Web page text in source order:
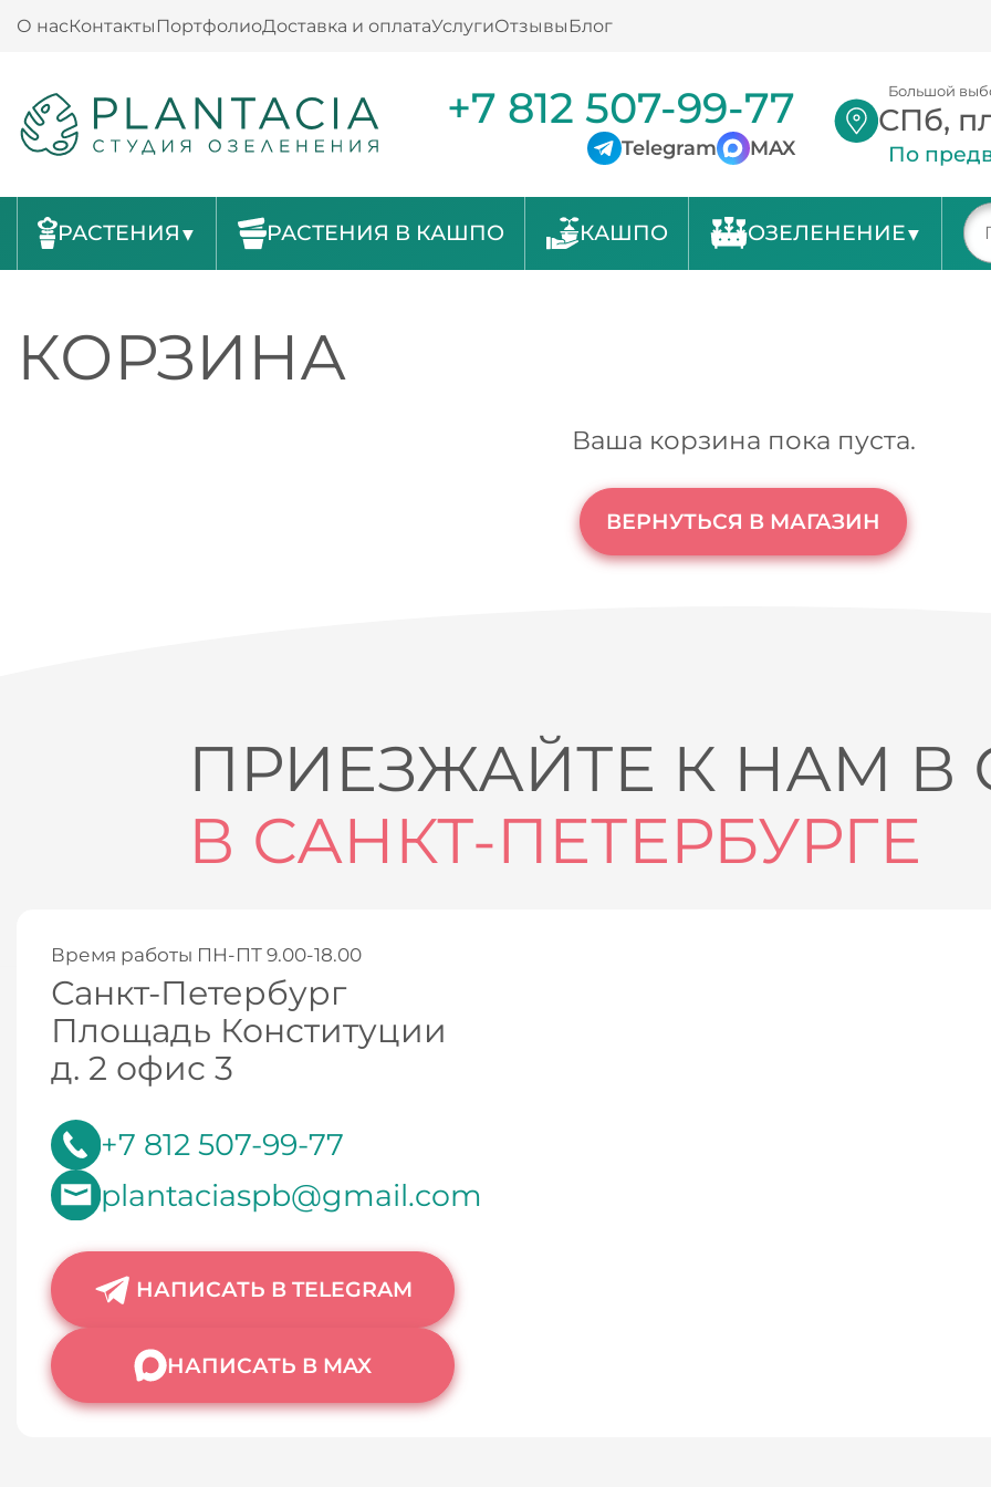
О насКонтакты ПортфолиоДоставка и оплатаУслугиОтзывы Блог
+7 812 507-99-77
Telegram MAX
Большой
СПб,
По
РАСТЕНИЯ РАСТЕНИЯ В КАШПО КАШПО ОЗЕЛЕНЕНИЕ
КОРЗИНА
Ваша корзина пока пуста.
ВЕРНУТЬСЯ В МАГАЗИН
ПРИЕЗЖАЙТЕ К НАМ В
В САНКТ-ПЕТЕРБУРГЕ
Время работы ПН-ПТ 9.00-18.00
Санкт-Петербург
Площадь Конституции
д. 2 офис 3
+7 812 507-99-77
plantaciaspb@gmail.com
НАПИСАТЬ В TELEGRAM
НАПИСАТЬ В MAX